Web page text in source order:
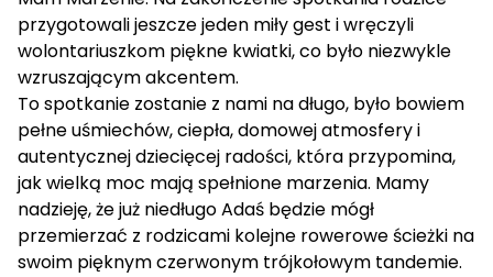
przygotowali jeszcze jeden miły gest i wręczyli
wolontariuszkom piękne kwiatki, co było niezwykle
wzruszającym akcentem.
To spotkanie zostanie z nami na długo, było bowiem
pełne uśmiechów, ciepła, domowej atmosfery i
autentycznej dziecięcej radości, która przypomina,
jak wielką moc mają spełnione marzenia. Mamy
nadzieję, że już niedługo Adaś będzie mógł
przemierzać z rodzicami kolejne rowerowe ścieżki na
swoim pięknym czerwonym trójkołowym tandemie.